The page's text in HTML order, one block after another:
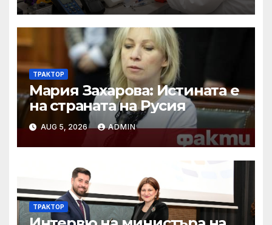
ТРАКТОР
Мария Захарова: Истината е
на страната на Русия
AUG 5, 2026 ADMIN
ТРАКТОР